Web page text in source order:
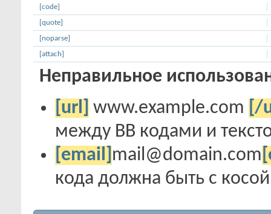
[code]
[quote]
[noparse]
[attach]
Неправильное
[url] www.example.com [/
между BB кодами и
[email] mail@domain.com
кода должна быть с